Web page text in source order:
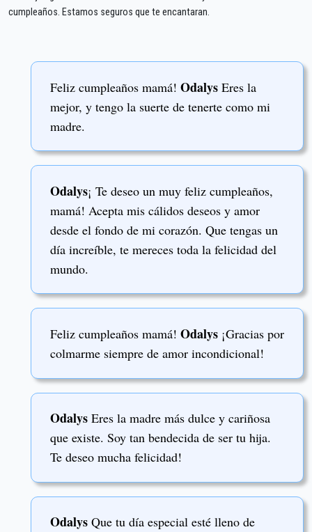
cumpleaños. Estamos seguros que te encantaran.
Feliz cumpleaños mamá! Odalys Eres la
mejor, y tengo la suerte de tenerte como mi
madre.
Odalys¡ Te deseo un muy feliz cumpleaños,
mamá! Acepta mis cálidos deseos y amor
desde el fondo de mi corazón. Que tengas un
día increíble, te mereces toda la felicidad del
mundo.
Feliz cumpleaños mamá! Odalys ¡Gracias por
colmarme siempre de amor incondicional!
Odalys Eres la madre más dulce y cariñosa
que existe. Soy tan bendecida de ser tu hija.
Te deseo mucha felicidad!
Odalys Que tu día especial esté lleno de